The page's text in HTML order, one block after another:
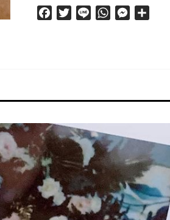
FacebookTwitter
Line WhatsAppMessenger